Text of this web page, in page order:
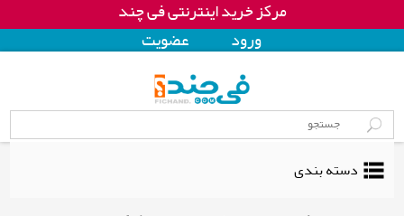
مرکز خرید اینترنتی فی چند
ورود
عضويت
دسته بندی